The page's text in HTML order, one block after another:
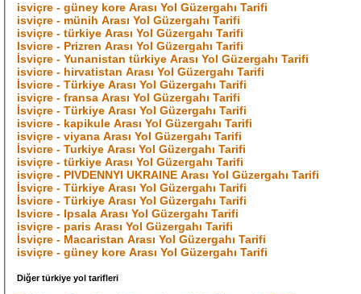
isviçre - güney kore Arası Yol Güzergahı Tarifi
isviçre - münih Arası Yol Güzergahı Tarifi
isviçre - türkiye Arası Yol Güzergahı Tarifi
Isvicre - Prizren Arası Yol Güzergahı Tarifi
İsviçre - Yunanistan türkiye Arası Yol Güzergahı Tarifi
isvicre - hirvatistan Arası Yol Güzergahı Tarifi
İsvicre - Türkiye Arası Yol Güzergahı Tarifi
isviçre - fransa Arası Yol Güzergahı Tarifi
İsviçre - Türkiye Arası Yol Güzergahı Tarifi
isvicre - kapikule Arası Yol Güzergahı Tarifi
isviçre - viyana Arası Yol Güzergahı Tarifi
İsvicre - Turkiye Arası Yol Güzergahı Tarifi
isviçre - türkiye Arası Yol Güzergahı Tarifi
isviçre - PIVDENNYI UKRAINE Arası Yol Güzergahı Tarifi
İsviçre - Türkiye Arası Yol Güzergahı Tarifi
İsvicre - Türkiye Arası Yol Güzergahı Tarifi
Isvicre - Ipsala Arası Yol Güzergahı Tarifi
isviçre - paris Arası Yol Güzergahı Tarifi
İsviçre - Macaristan Arası Yol Güzergahı Tarifi
isviçre - güney kore Arası Yol Güzergahı Tarifi
Diğer türkiye yol tarifleri